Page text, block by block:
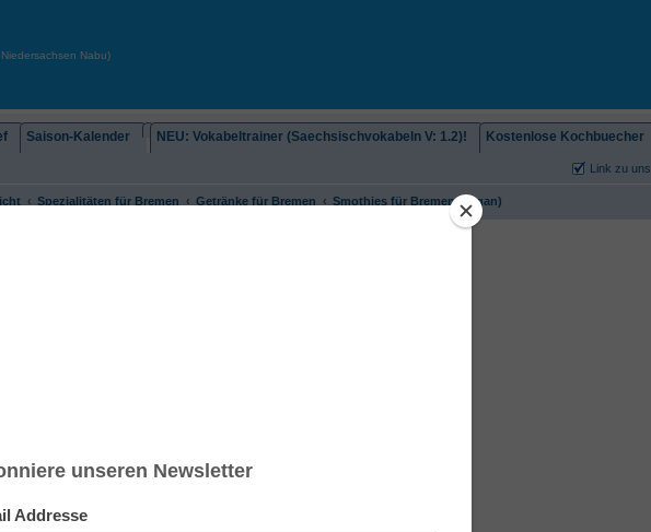
Nabu)
Saison-Kalender NEU: Vokabeltrainer (Saechsischvokabeln V: 1.2)! Kostenlose Kochbuecher
Link zu uns
Spezialitäten für Bremen Getränke für Bremen Smothies für Bremen (vegan)